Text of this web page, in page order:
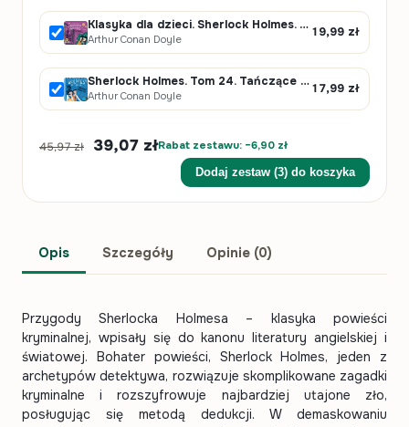
Klasyka dla dzieci. Sherlock Holmes. Tom 28. Człowiek na czworakach
Arthur Conan Doyle 19,99 zł
Sherlock Holmes. Tom 24. Tańczące sylwetki
Arthur Conan Doyle 17,99 zł
45,97 zł 39,07 złRabat zestawu: −6,90 zł
Dodaj zestaw (3) do koszyka
Opis Szczegóły Opinie (0)
Przygody Sherlocka Holmesa – klasyka powieści
kryminalnej, wpisały się do kanonu literatury angielskiej i
światowej. Bohater powieści, Sherlock Holmes, jeden z
archetypów detektywa, rozwiązuje skomplikowane zagadki
kryminalne i rozszyfrowuje najbardziej utajone zło,
posługując się metodą dedukcji. W demaskowaniu